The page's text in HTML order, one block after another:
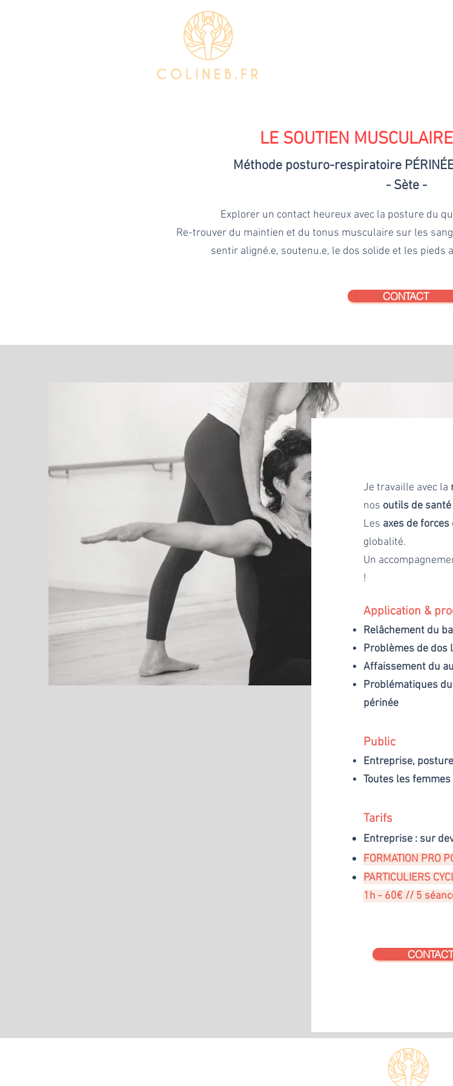
LE SOUTIEN
Méthode posturo-respiratoire
- Sète -
Explorer un contact heureux avec la posture du
Re-trouver du maintien et du tonus musculaire sur les
sentir aligné.e, soutenu.e, le dos solide et les pieds
CONTACT
Je travaille avec la
nos outils de
Les axes de forces
globalité.​
Un
!
Application &
Relâchement du
Problèmes de dos
Affaissement du
Problématiques
périnée
Public
Entreprise,
Toutes les
Tarifs
Entreprise : sur
FORMATION PRO
PARTICULIERS
1h - 60€ // 5